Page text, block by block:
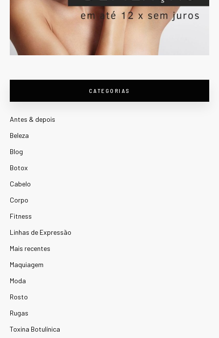
CATEGORIAS
Antes & depois
Beleza
Blog
Botox
Cabelo
Corpo
Fitness
Linhas de Expressão
Mais recentes
Maquiagem
Moda
Rosto
Rugas
Toxina Botulínica